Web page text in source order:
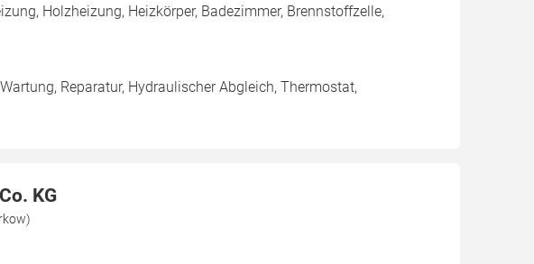
Holzheizung, Heizkörper, Badezimmer, Brennstoffzelle,
Reparatur, Hydraulischer Abgleich, Thermostat,
KG